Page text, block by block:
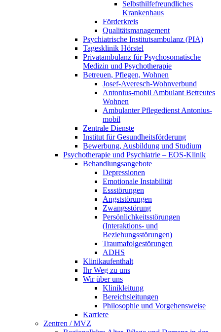
Selbsthilfefreundliches
Krankenhaus
Förderkreis
Qualitätsmanagement
Psychiatrische Institutsambulanz (PIA)
Tagesklinik Hörstel
Privatambulanz für Psychosomatische
Medizin und Psychotherapie
Betreuen, Pflegen, Wohnen
Josef-Averesch-Wohnverbund
Antonius-mobil Ambulant Betreutes
Wohnen
Ambulanter Pflegedienst Antonius-
mobil
Zentrale Dienste
Institut für Gesundheitsförderung
Bewerbung, Ausbildung und Studium
Psychotherapie und Psychiatrie – EOS-Klinik
Behandlungsangebote
Depressionen
Emotionale Instabilität
Essstörungen
Angststörungen
Zwangsstörung
Persönlichkeitsstörungen
(Interaktions- und
Beziehungsstörungen)
Traumafolgestörungen
ADHS
Klinikaufenthalt
Ihr Weg zu uns
Wir über uns
Klinikleitung
Bereichsleitungen
Philosophie und Vorgehensweise
Karriere
Zentren / MVZ